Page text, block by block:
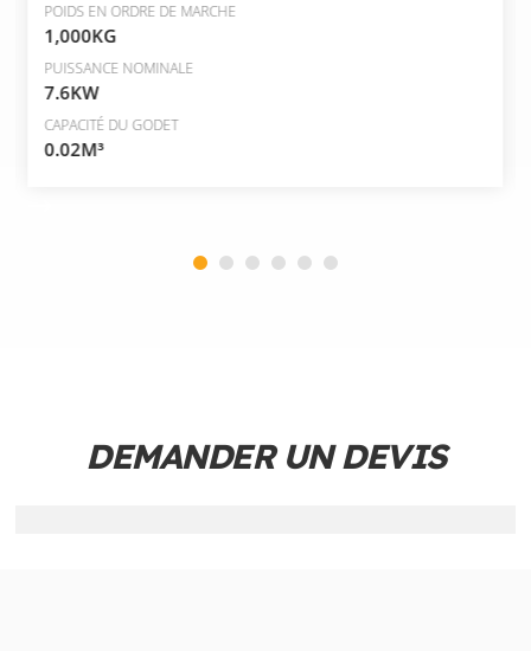
POIDS EN ORDRE DE MARCHE
1,000KG
PUISSANCE NOMINALE
7.6KW
CAPACITÉ DU GODET
0.02M³
DEMANDER UN DEVIS